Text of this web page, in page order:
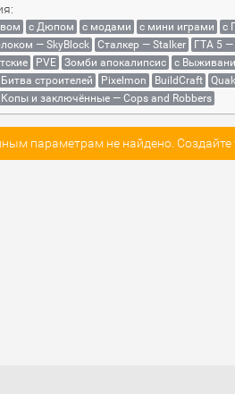
с Дюпом с модами с мини играми с
— SkyBlock Сталкер — Stalker ГТА 5 —
PVE Зомби апокалипсис с
строителей Pixelmon BuildCraft
Копы и заключённые — Cops and Robbers
параметрам не найдено. Создайте